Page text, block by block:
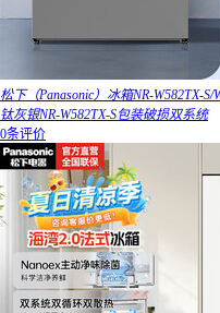
松下（Panasonic）冰箱NR-W582TX-
钛灰银NR-W582TX-S包装破损双系统
0条评价